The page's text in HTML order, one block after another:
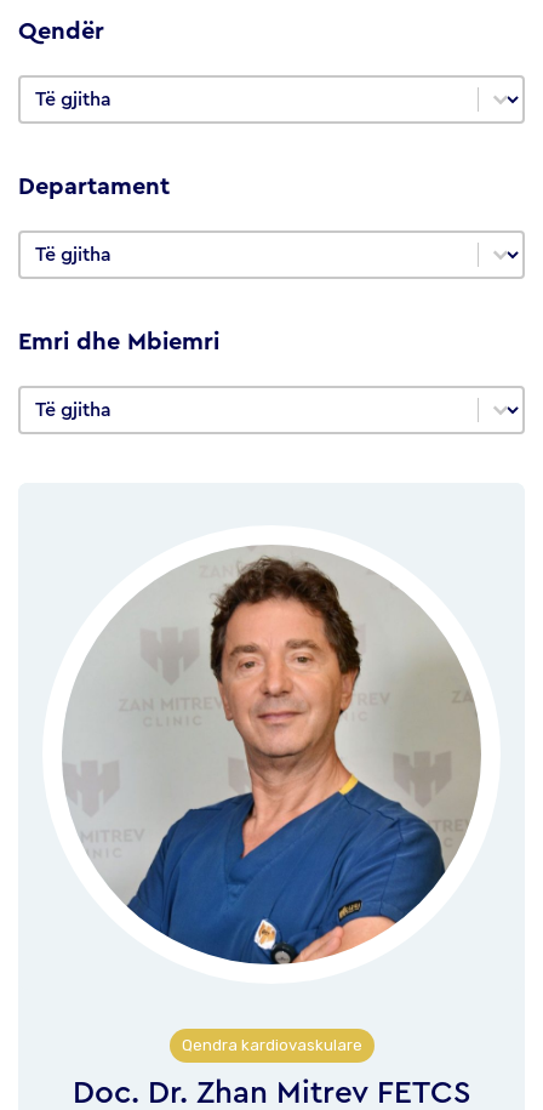
Qendër
Qendër
Qendër
Departament
Departament
Departament
Emri dhe Mbiemri
Emri dhe Mbiemri
Emri dhe Mbiemri
Qendra kardiovaskulare
Doc. Dr. Zhan Mitrev FETCS